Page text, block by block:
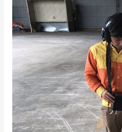
Tìm
Rò
Rỉ
Nước
Cần
Thơ
–
Giải
Pháp
Tối